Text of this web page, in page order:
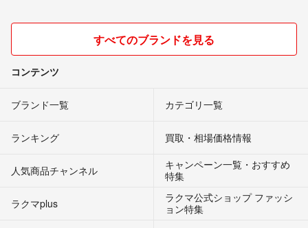
すべてのブランドを見る
コンテンツ
ブランド一覧 カテゴリ一覧
ランキング 買取・相場価格情報
人気商品チャンネル
キャンペーン一覧・おすすめ
特集
ラクマplus
ラクマ公式ショップ ファッシ
ョン特集